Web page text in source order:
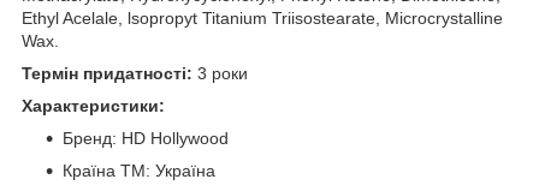
Ethyl Acelale, lsopropyt Titanium Triisostearate, Microcrystalline
Wax.
Термін придатності: 3 роки
Характеристики:
Бренд: HD Hollywood
Країна ТМ: Україна